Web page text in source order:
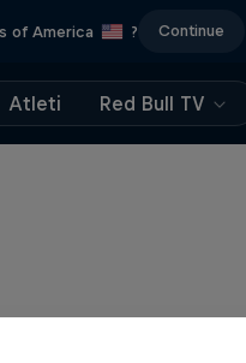
of America ? Continue
Atleti Red Bull TV